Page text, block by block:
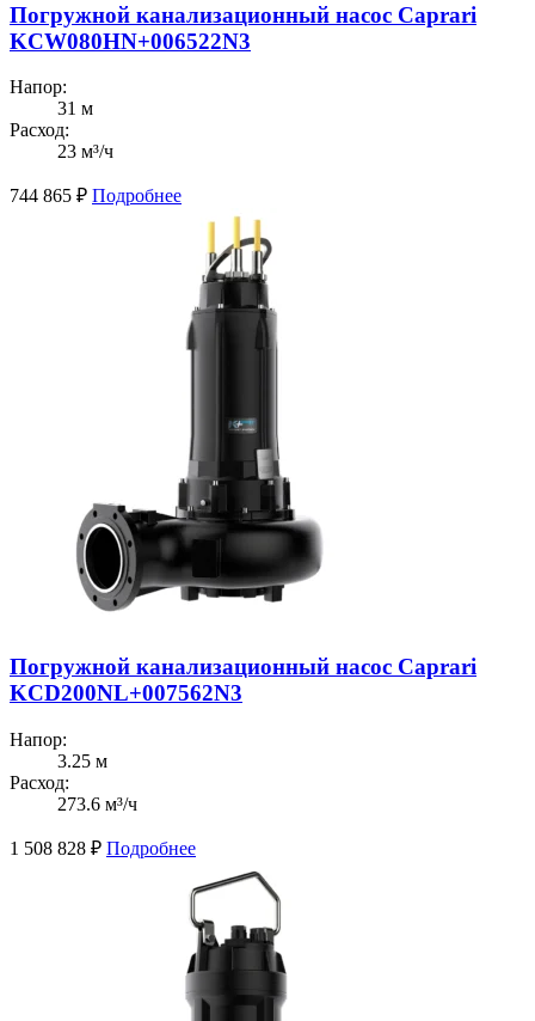
Погружной канализационный насос Caprari
KCW080HN+006522N3
Напор:
31 м
Расход:
23 м³/ч
744 865 ₽ Подробнее
Погружной канализационный насос Caprari
KCD200NL+007562N3
Напор:
3.25 м
Расход:
273.6 м³/ч
1 508 828 ₽ Подробнее